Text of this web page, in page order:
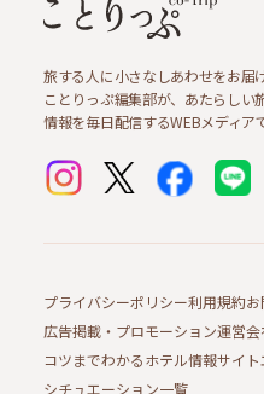
旅する人に小さなしあわせをお届
ことりっぷ編集部が、あたらしい
情報を毎日配信するWEBメディア
プライバシーポリシー利用規約
広告掲載・プロモーション運営会
コツまでわかるホテル情報サイト
シチュエーション一覧